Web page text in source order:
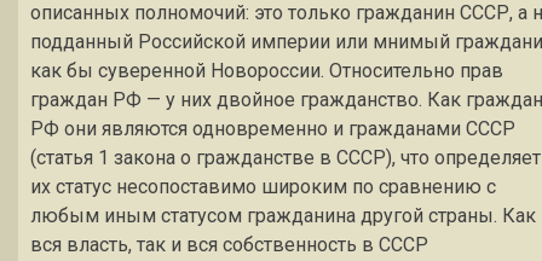
описанных полномочий: это только гражданин СССР, а
подданный Российской империи или мнимый
как бы суверенной Новороссии. Относительно прав
граждан РФ — у них двойное гражданство. Как
РФ они являются одновременно и гражданами СССР
(статья 1 закона о гражданстве в СССР), что определяет
их статус несопоставимо широким по сравнению с
любым иным статусом гражданина другой страны. Как
вся власть, так и вся собственность в СССР